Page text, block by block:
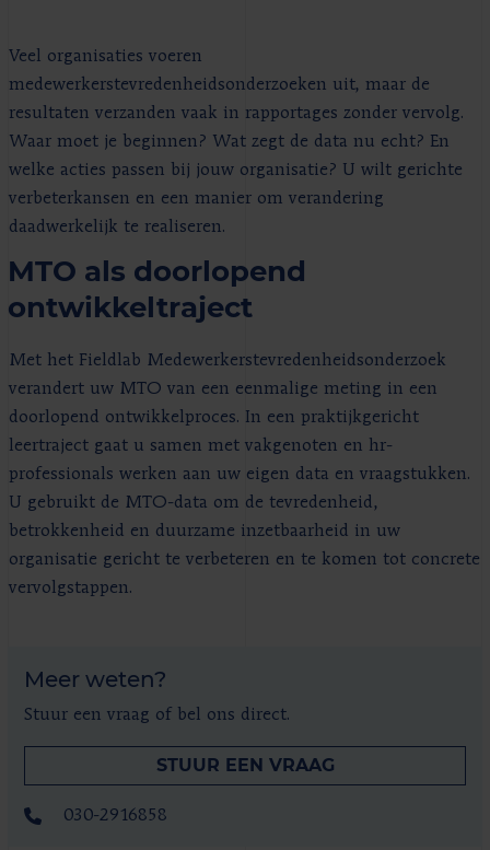
Veel organisaties voeren
medewerkerstevredenheidsonderzoeken uit, maar de
resultaten verzanden vaak in rapportages zonder vervolg.
Waar moet je beginnen? Wat zegt de data nu echt? En
welke acties passen bij jouw organisatie? U wilt gerichte
verbeterkansen en een manier om verandering
daadwerkelijk te realiseren.
MTO als doorlopend
ontwikkeltraject
Met het Fieldlab Medewerkerstevredenheidsonderzoek
verandert uw MTO van een eenmalige meting in een
doorlopend ontwikkelproces. In een praktijkgericht
leertraject gaat u samen met vakgenoten en hr-
professionals werken aan uw eigen data en vraagstukken.
U gebruikt de MTO-data om de tevredenheid,
betrokkenheid en duurzame inzetbaarheid in uw
organisatie gericht te verbeteren en te komen tot concrete
vervolgstappen.
Meer weten?
Stuur een vraag of bel ons direct.
STUUR EEN VRAAG
030-2916858